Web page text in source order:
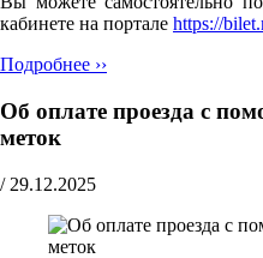
кабинете на портале https://
Подробнее ››
Об оплате проезда с
меток
/ 29.12.2025